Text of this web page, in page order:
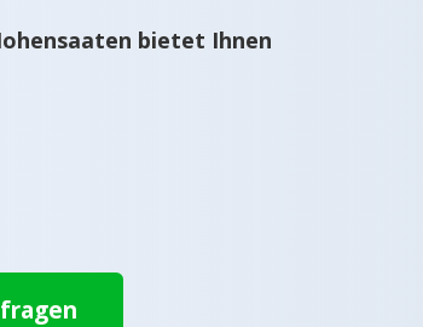
bietet Ihnen